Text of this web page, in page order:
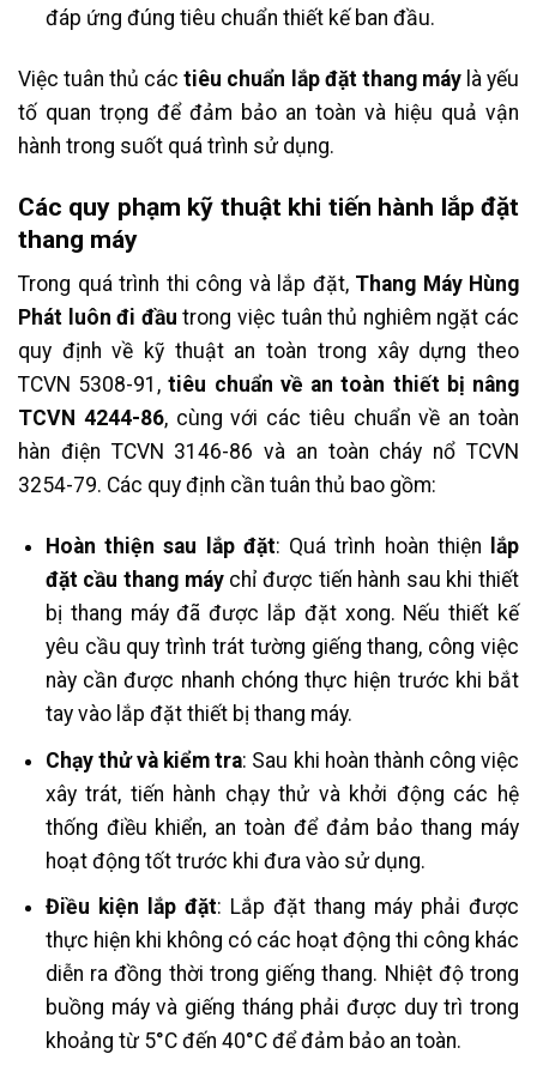
đáp ứng đúng tiêu chuẩn thiết kế ban đầu.
Việc tuân thủ các tiêu chuẩn lắp đặt thang máylà yếu
tố quan trọng để đảm bảo an toàn và hiệu quả vận
hành trong suốt quá trình sử dụng.
Các quy phạm kỹ thuật khi tiến hành lắp đặt
thang máy
Trong quá trình thi công và lắp đặt, Thang Máy Hùng
Phát luôn đi đầu trong việc tuân thủ nghiêm ngặt các
quy định về kỹ thuật an toàn trong xây dựng theo
TCVN 5308-91,tiêu chuẩn về an toàn thiết bị nâng
TCVN 4244-86, cùng với các tiêu chuẩn về an toàn
hàn điện TCVN 3146-86 và an toàn cháy nổ TCVN
3254-79. Các quy định cần tuân thủ bao gồm:
Hoàn thiện sau lắp đặt: Quá trình hoàn thiện lắp
đặt cầu thang máychỉ được tiến hành sau khi thiết
bị thang máy đã được lắp đặt xong. Nếu thiết kế
yêu cầu quy trình trát tường giếng thang, công việc
này cần được nhanh chóng thực hiện trước khi bắt
tay vào lắp đặt thiết bị thang máy.
Chạy thử và kiểm tra: Sau khi hoàn thành công việc
xây trát, tiến hành chạy thử và khởi động các hệ
thống điều khiển, an toàn để đảm bảo thang máy
hoạt động tốt trước khi đưa vào sử dụng.
Điều kiện lắp đặt: Lắp đặt thang máy phải được
thực hiện khi không có các hoạt động thi công khác
diễn ra đồng thời trong giếng thang. Nhiệt độ trong
buồng máy và giếng tháng phải được duy trì trong
khoảng từ 5°C đến 40°C để đảm bảo an toàn.